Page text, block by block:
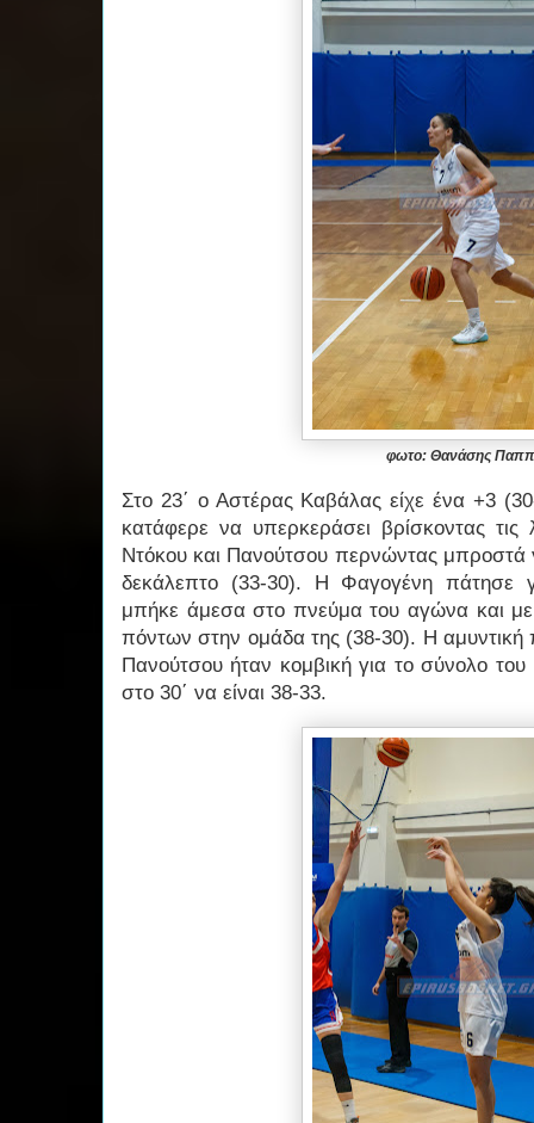
φωτο: Θανάσης
Στο 23΄ ο Αστέρας Καβάλας είχε ένα +3
κατάφερε να υπερκεράσει βρίσκοντας
Ντόκου και Πανούτσου περνώντας
δεκάλεπτο (33-30). Η Φαγογένη
μπήκε άμεσα στο πνεύμα του αγώνα και
πόντων στην ομάδα της (38-30). Η
Πανούτσου ήταν κομβική για το σύνολο
στο 30΄ να είναι 38-33.